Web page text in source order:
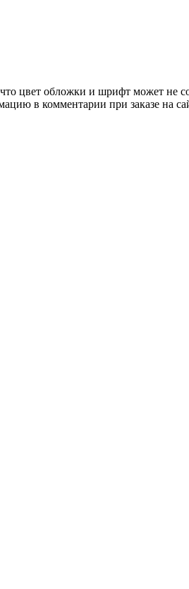
цвет обложки и шрифт может не
в комментарии при заказе на